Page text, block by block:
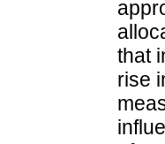
that
rise